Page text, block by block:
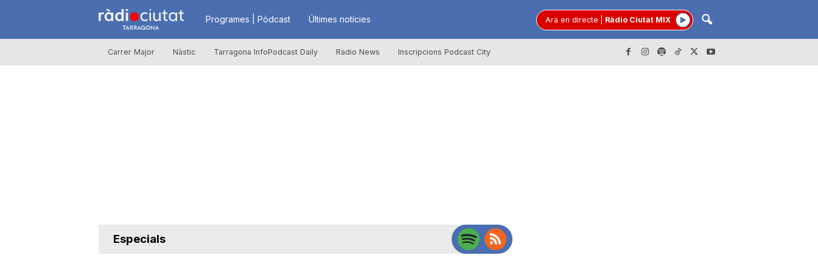
R
à
Programes | Pòdcast Últimes notícies Ara en directe Ràdio Ciutat MIX
Carrer Major Nàstic Tarragona InfoPodcast Daily Radio News Inscripcions Podcast City
Especials